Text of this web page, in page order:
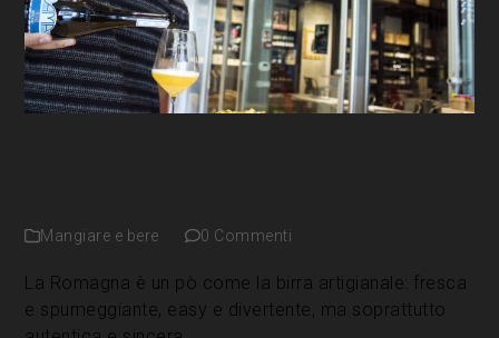
Mangiare e bere 0 Commenti
La Romagna è un pò come la birra artigianale: fresca
e spumeggiante, easy e divertente, ma soprattutto